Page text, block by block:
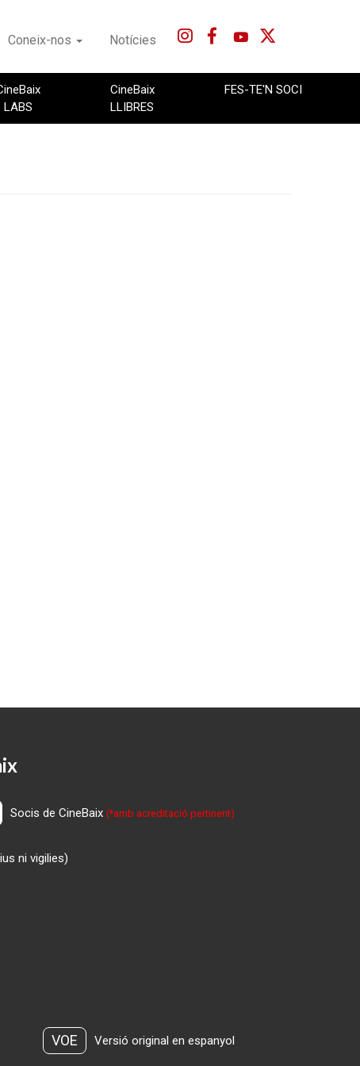
Coneix-nos Notícies
LABS
CineBaix
LLIBRES
FES-TE'N SOCI
Socis de CineBaix(*amb acreditació pertinent)
ni vigilies)
VOE Versió original en espanyol